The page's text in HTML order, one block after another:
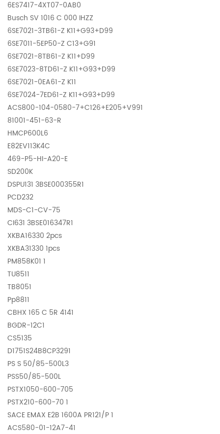
6ES7417-4XT07-0AB0
Busch SV 1016 C 000 IHZZ
6SE7021-3TB61-Z K11+G93+D99
6SE7011-5EP50-Z C13+G91
6SE7021-8TB61-Z K11+D99
6SE7023-8TD61-Z K11+G93+D99
6SE7021-0EA61-Z K11
6SE7024-7ED61-Z K11+G93+D99
ACS800-104-0580-7+C126+E205+V991
81001-451-63-R
HMCP600L6
E82EV113K4C
469-P5-HI-A20-E
SD200K
DSPU131 3BSE000355R1
PCD232
MDS-C1-CV-75
CI631 3BSE016347R1
XKBA16330 2pcs
XKBA31330 1pcs
PM858K01 1
TU8511
TB8051
Pp8811
CBHX 165 C 5R 4141
BGDR-12C1
CS5135
D1751S24B8CP3291
PS S 50/85-500L3
PSS50/85-500L
PSTX1050-600-705
PSTX210-600-70 1
SACE EMAX E2B 1600A PR121/P 1
ACS580-01-12A7-41